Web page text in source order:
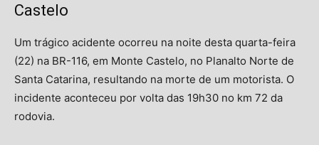
Castelo
Um trágico acidente ocorreu na noite desta quarta-feira
(22) na BR-116, em Monte Castelo, no Planalto Norte de
Santa Catarina, resultando na morte de um motorista. O
incidente aconteceu por volta das 19h30 no km 72 da
rodovia.